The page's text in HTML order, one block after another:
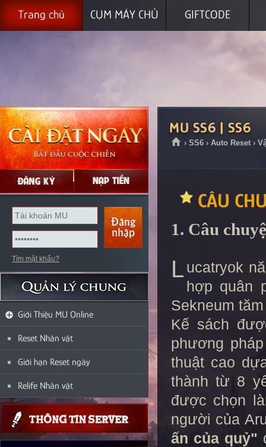
Trang chủ CỤM MÁY CHỦ GIFTCODE
Tìm mật khẩu?
Giới Thiệu MU Online
Reset Nhân vật
Giới hạn Reset ngày
Relife Nhân vật
MU SS6 | SS6
› SS6 › Auto Reset ›
CÂU
1. Câu
L ucatryok
hợp quân
Sekneum
Kế sách
phương
thuật cao
thành từ 8
được chọn
người của
ấn của quỷ"